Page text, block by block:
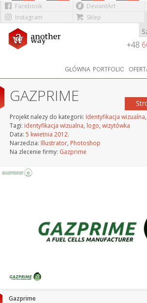
Facebook DeviantArt
Instagram
Sklep
+48
GŁÓWNA PORTFOLIO
GAZPRIME
Projekt nalezy do kategorii: Identyfikacja wizualna,
Tagi: identyfikacja wizualna, logo, wizytówka
Data: 5 kwietnia 2012.
Narzedzia: Illustrator, Photoshop
Na zlecenie firmy: Gazprime
Gazprime